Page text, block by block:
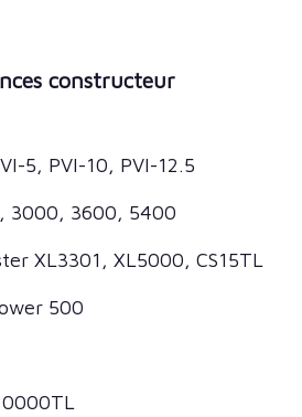
constructeur
5, PVI-10, PVI-12.5
3000, 3600, 5400
XL3301, XL5000, CS15TL
500